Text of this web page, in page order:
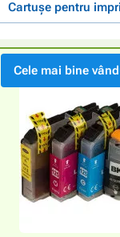
Cartușe pentru
Cele mai bine